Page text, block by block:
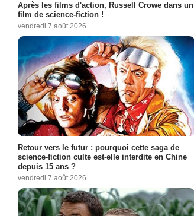
Après les films d'action, Russell Crowe dans un
film de science-fiction !
vendredi 7 août 2026
Retour vers le futur : pourquoi cette saga de
science-fiction culte est-elle interdite en Chine
depuis 15 ans ?
vendredi 7 août 2026